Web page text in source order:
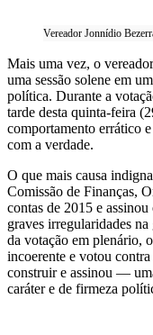
Vereador Jonnídio
Mais uma vez, o
uma sessão solene em
política. Durante a
tarde desta quinta-feira
comportamento errático
com a verdade.
O que mais causa
Comissão de Finanças,
contas de 2015 e
graves irregularidades
da votação em plenário,
incoerente e votou
construir e assinou —
caráter e de firmeza